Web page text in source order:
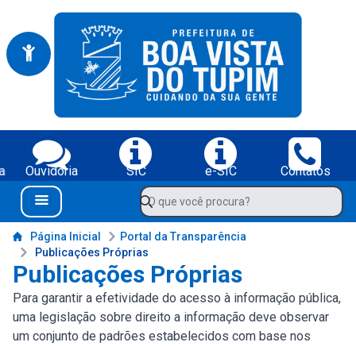
Portal da Prefeitura Municipal de Boa Vista do Tupim-BA
Serviços da Prefeitura Municipal de Boa Vista do Tupim-BA;
Ouvidoria SIC e-SIC
Contatos
Navegue pelo portal da Prefeitura de Boa Vista do Tupim-BA
Menu Bar
O que você procura?
Conteúdo da Prefeitura de Boa Vista do Tupim-BA
Página Inicial
Portal da Transparência
Publicações Próprias
Publicações Próprias
Para garantir a efetividade do acesso à informação pública,
uma legislação sobre direito a informação deve observar
um conjunto de padrões estabelecidos com base nos